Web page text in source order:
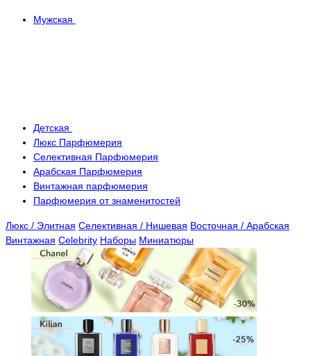
Мужская
Детская
Люкс Парфюмерия
Селективная Парфюмерия
Арабская Парфюмерия
Винтажная парфюмерия
Парфюмерия от знаменитостей
Люкс / Элитная Селективная / Нишевая Восточная / Арабская
Винтажная Celebrity Наборы Миниатюры